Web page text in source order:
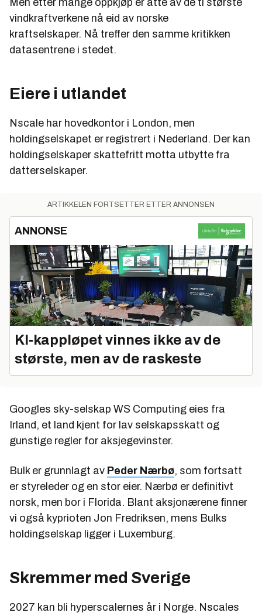
vindkraftverkene nå eid av norske
kraftselskaper. Nå treffer den samme kritikken
datasentrene i stedet.
Eiere i utlandet
Nscale har hovedkontor i London, men
holdingselskapet er registrert i Nederland. Der kan
holdingselskaper skattefritt motta utbytte fra
datterselskaper.
ARTIKKELEN FORTSETTER ETTER ANNONSEN
ANNONSE
KI‑kappløpet vinnes ikke av de
største, men av de raskeste
Googles sky-selskap WS Computing eies fra
Irland, et land kjent for lav selskapsskatt og
gunstige regler for aksjegevinster.
Bulk er grunnlagt av Peder Nærbø, som fortsatt
er styreleder og en stor eier. Nærbø er definitivt
norsk, men bor i Florida. Blant aksjonærene finner
vi også kyprioten Jon Fredriksen, mens Bulks
holdingselskap ligger i Luxemburg.
Skremmer med Sverige
2027 kan bli hyperscalernes år i Norge. Nscales